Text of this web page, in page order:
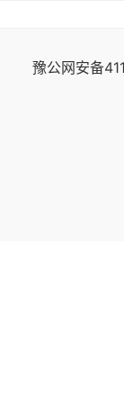
豫公网安备